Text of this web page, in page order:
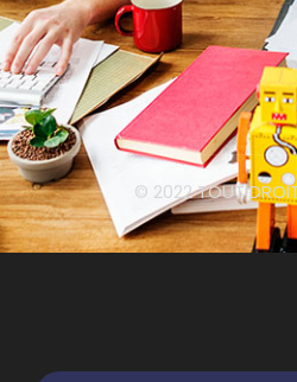
© 2022 TOUT